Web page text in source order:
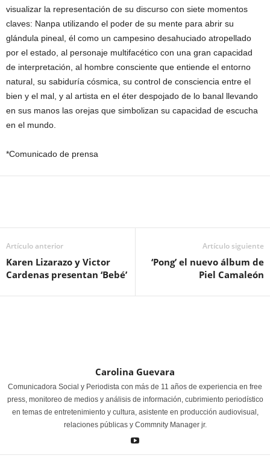
visualizar la representación de su discurso con siete momentos
claves: Nanpa utilizando el poder de su mente para abrir su
glándula pineal, él como un campesino desahuciado atropellado
por el estado, al personaje multifacético con una gran capacidad
de interpretación, al hombre consciente que entiende el entorno
natural, su sabiduría cósmica, su control de consciencia entre el
bien y el mal, y al artista en el éter despojado de lo banal llevando
en sus manos las orejas que simbolizan su capacidad de escucha
en el mundo.
*Comunicado de prensa
Artículo anterior
Karen Lizarazo y Victor
Cardenas presentan ‘Bebé’
Artículo siguiente
‘Pong’ el nuevo álbum de
Piel Camaleón
Carolina Guevara
Comunicadora Social y Periodista con más de 11 años de experiencia en free
press, monitoreo de medios y análisis de información, cubrimiento periodístico
en temas de entretenimiento y cultura, asistente en producción audiovisual,
relaciones públicas y Commnity Manager jr.